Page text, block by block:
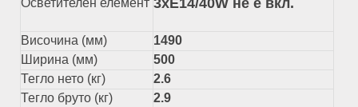
Осветителен елемент 3xE14/40W не е вкл.
Височина (мм)
1490
Ширина (мм)
500
Тегло нето (кг)
2.6
Тегло бруто (кг)
2.9